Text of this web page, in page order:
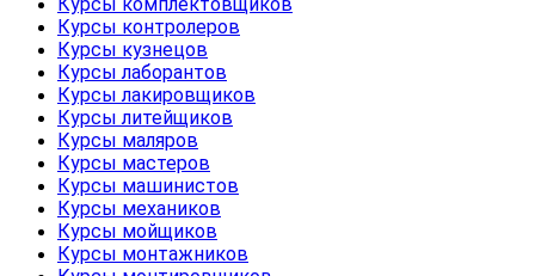
Курсы контролеров
Курсы кузнецов
Курсы лаборантов
Курсы лакировщиков
Курсы литейщиков
Курсы маляров
Курсы мастеров
Курсы машинистов
Курсы механиков
Курсы мойщиков
Курсы монтажников